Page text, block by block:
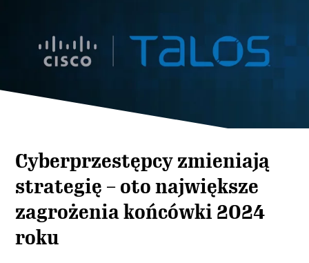
Cyberprzestępcy zmieniają
strategię – oto największe
zagrożenia końcówki 2024
roku